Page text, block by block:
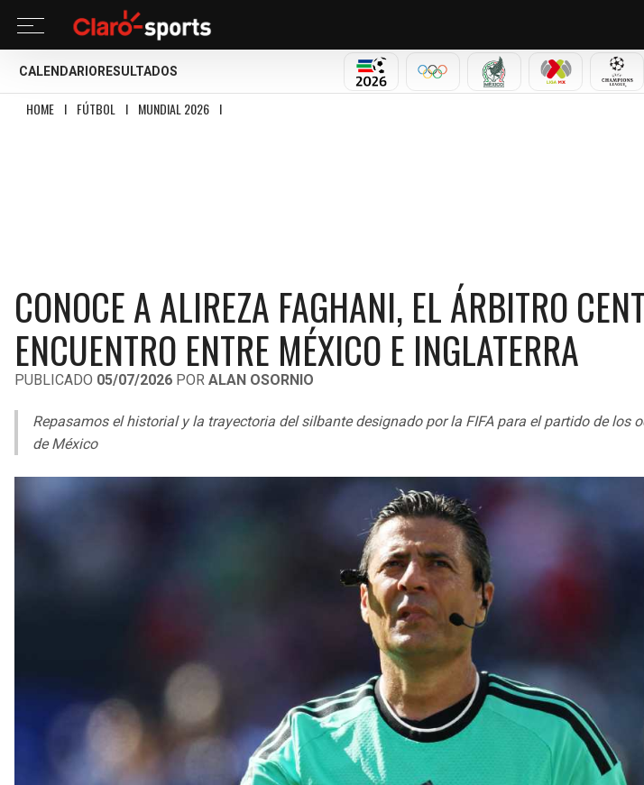
CALENDARIO RESULTADOS
MUNDIAL 2026OLÍMPICOSSELECCIÓN MEXICANA
LIGA MX
HOME I FÚTBOL I MUNDIAL 2026 I
CONOCE A ALIREZA FAGHANI, EL ÁRBITRO
ENCUENTRO ENTRE MÉXICO E INGLATERRA
PUBLICADO 05/07/2026 POR ALAN OSORNIO
Repasamos el historial y la trayectoria del silbante designado por la FIFA para el partido de los
de México